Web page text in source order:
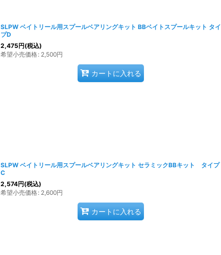
SLPW ベイトリール用スプールベアリングキット BBベイトスプールキット タイ
プD
2,475円(税込)
希望小売価格: 2,500円
カートに入れる
SLPW ベイトリール用スプールベアリングキット セラミックBBキット タイプ
C
2,574円(税込)
希望小売価格: 2,600円
カートに入れる